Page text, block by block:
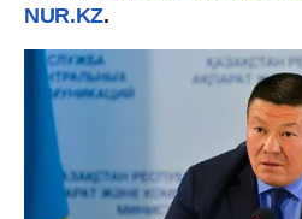
NUR.KZ.